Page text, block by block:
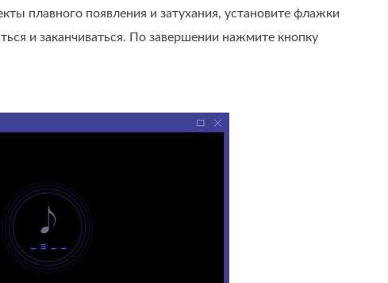
плавного появления и затухания, установите флажки
и заканчиваться. По завершении нажмите кнопку